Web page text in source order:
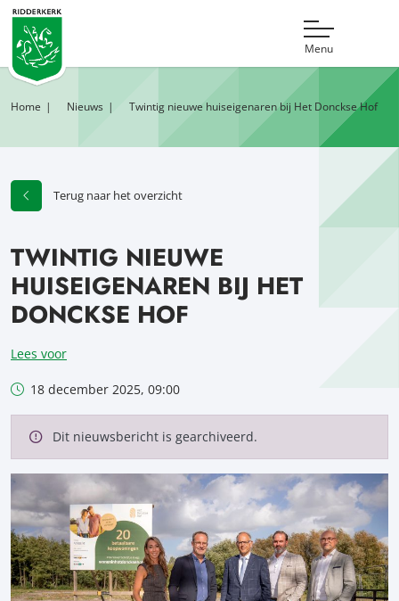
Menu
Home Nieuws Twintig nieuwe huiseigenaren bij Het Donckse Hof
Terug naar het overzicht
TWINTIG NIEUWE
HUISEIGENAREN BIJ HET
DONCKSE HOF
Lees voor
18 december 2025, 09:00
Dit nieuwsbericht is gearchiveerd.